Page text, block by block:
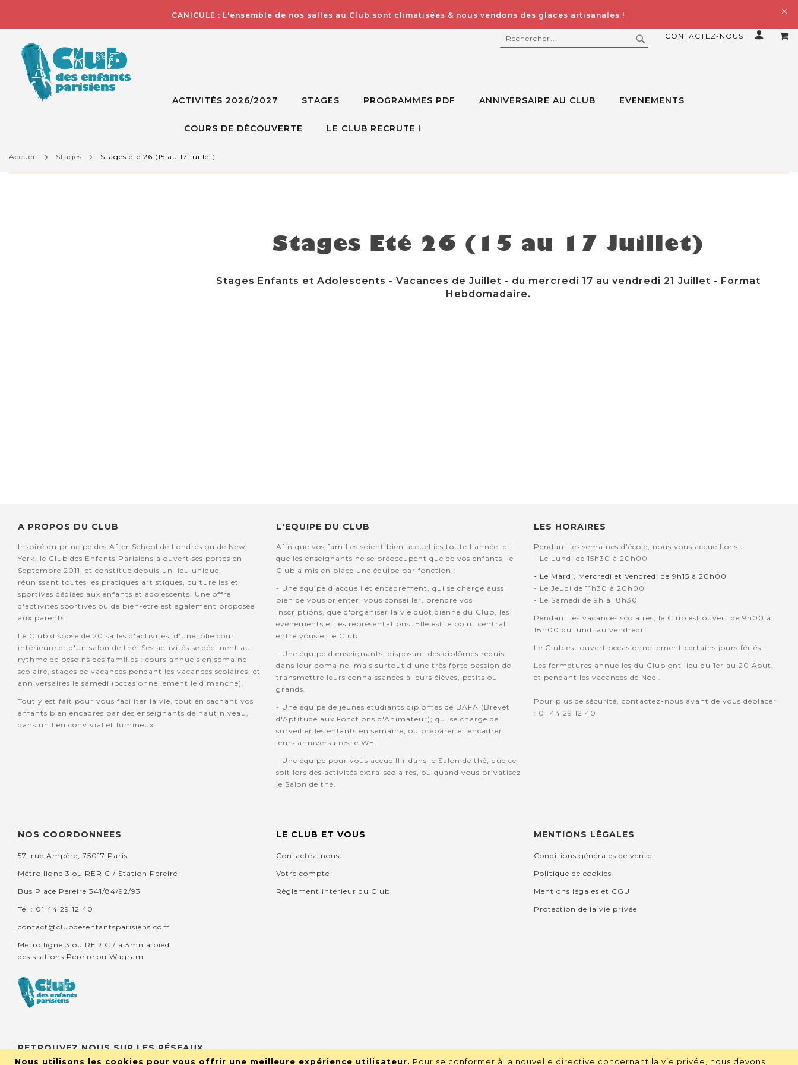
Nous utilisons les cookies pour vous offrir une meilleure expérience utilisateur. Pour se conformer à la nouvelle directive concernant la vie privée, nous devons
CANICULE : L'ensemble de nos salles au Club sont climatisées & nous vendons des glaces artisanales !
CONTACTEZ-NOUS
RECHERCHER
ACTIVITÉS 2026/2027 STAGES PROGRAMMES PDF ANNIVERSAIRE AU CLUB EVENEMENTS
COURS DE DÉCOUVERTE LE CLUB RECRUTE !
L'activité que vous essayez de visualiser n'est pas disponible mais voici d'autres options à la place
accueil stages stages eté 26 (15 au 17 juillet)
Stages Eté 26 (15 au 17 Juillet)
Stages Enfants et Adolescents - Vacances de Juillet - du mercredi 17 au vendredi 21 Juillet - Format
Hebdomadaire.
A PROPOS DU CLUB
Inspiré du principe des After School de Londres ou de New
York, le Club des Enfants Parisiens a ouvert ses portes en
Septembre 2011, et constitue depuis un lieu unique,
réunissant toutes les pratiques artistiques, culturelles et
sportives dédiées aux enfants et adolescents. Une offre
d'activités sportives ou de bien-être est également proposée
aux parents.
Le Club dispose de 20 salles d'activités, d'une jolie cour
intérieure et d'un salon de thé. Ses activités se déclinent au
rythme de besoins des familles : cours annuels en semaine
scolaire, stages de vacances pendant les vacances scolaires, et
anniversaires le samedi (occasionnellement le dimanche).
Tout y est fait pour vous faciliter la vie, tout en sachant vos
enfants bien encadrés par des enseignants de haut niveau,
dans un lieu convivial et lumineux.
L'EQUIPE DU CLUB
Afin que vos familles soient bien accuellies toute l'année, et
que les enseignants ne se préoccupent que de vos enfants, le
Club a mis en place une équipe par fonction :
- Une équipe d'accueil et encadrement, qui se charge aussi
bien de vous orienter, vous conseiller, prendre vos
inscriptions, que d'organiser la vie quotidienne du Club, les
évènements et les représentations. Elle est le point central
entre vous et le Club.
- Une équipe d'enseignants, disposant des diplômes requis
dans leur domaine, mais surtout d'une très forte passion de
transmettre leurs connaissances à leurs élèves, petits ou
grands.
- Une équipe de jeunes étudiants diplômés de BAFA (Brevet
d'Aptitude aux Fonctions d'Animateur); qui se charge de
surveiller les enfants en semaine, ou préparer et encadrer
leurs anniversaires le WE.
- Une équipe pour vous accueillir dans le Salon de thé, que ce
soit lors des activités extra-scolaires, ou quand vous privatisez
le Salon de thé.
LES HORAIRES
Pendant les semaines d'école, nous vous accueillons :
- Le Lundi de 15h30 à 20h00
- Le Mardi, Mercredi et Vendredi de 9h15 à 20h00
- Le Jeudi de 11h30 à 20h00
- Le Samedi de 9h à 18h30
Pendant les vacances scolaires, le Club est ouvert de 9h00 à
18h00 du lundi au vendredi.
Le Club est ouvert occasionnellement certains jours fériés.
Les fermetures annuelles du Club ont lieu du 1er au 20 Aout,
et pendant les vacances de Noel.
Pour plus de sécurité, contactez-nous avant de vous déplacer
: 01 44 29 12 40.
NOS COORDONNEES
57, rue Ampère, 75017 Paris
Métro ligne 3 ou RER C / Station Pereire
Bus Place Pereire 341/84/92/93
Tel : 01 44 29 12 40
contact@clubdesenfantsparisiens.com
Métro ligne 3 ou RER C / à 3mn à pied
des stations Pereire ou Wagram
LE CLUB ET VOUS
Contactez-nous
Votre compte
Règlement intérieur du Club
MENTIONS LÉGALES
Conditions générales de vente
Politique de cookies
Mentions légales et CGU
Protection de la vie privée
RETROUVEZ NOUS SUR LES RÉSEAUX